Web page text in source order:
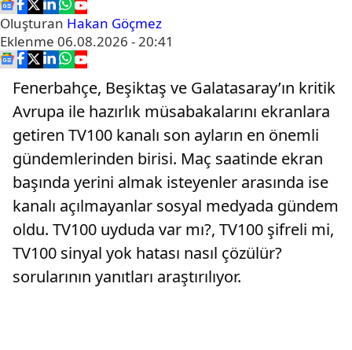
Oluşturan Hakan Göçmez
Eklenme 06.08.2026 - 20:41
Fenerbahçe, Beşiktaş ve Galatasaray’ın kritik
Avrupa ile hazırlık müsabakalarını ekranlara
getiren TV100 kanalı son ayların en önemli
gündemlerinden birisi. Maç saatinde ekran
başında yerini almak isteyenler arasında ise
kanalı açılmayanlar sosyal medyada gündem
oldu. TV100 uyduda var mı?, TV100 şifreli mi,
TV100 sinyal yok hatası nasıl çözülür?
sorularının yanıtları araştırılıyor.